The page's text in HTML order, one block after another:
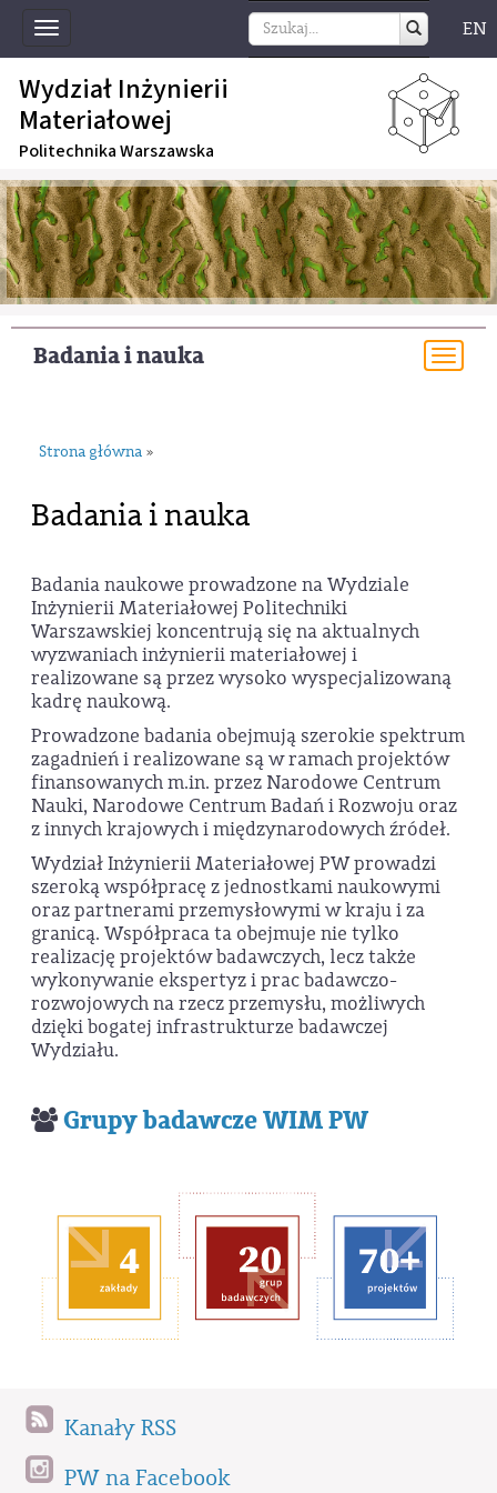
Toggle
navigation
EN
Wydział Inżynierii
Materiałowej
Politechnika Warszawska
Badania i nauka
Strona główna »
Badania i nauka
Badania naukowe prowadzone na Wydziale
Inżynierii Materiałowej Politechniki
Warszawskiej koncentrują się na aktualnych
wyzwaniach inżynierii materiałowej i
realizowane są przez wysoko wyspecjalizowaną
kadrę naukową.
Prowadzone badania obejmują szerokie spektrum
zagadnień i realizowane są w ramach projektów
finansowanych m.in. przez Narodowe Centrum
Nauki, Narodowe Centrum Badań i Rozwoju oraz
z innych krajowych i międzynarodowych źródeł.
Wydział Inżynierii Materiałowej PW prowadzi
szeroką współpracę z jednostkami naukowymi
oraz partnerami przemysłowymi w kraju i za
granicą. Współpraca ta obejmuje nie tylko
realizację projektów badawczych, lecz także
wykonywanie ekspertyz i prac badawczo-
rozwojowych na rzecz przemysłu, możliwych
dzięki bogatej infrastrukturze badawczej
Wydziału.
Grupy badawcze WIM PW
Kanały RSS
PW na Facebook